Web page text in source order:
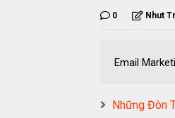
0 Nhut
Email
Những Đòn